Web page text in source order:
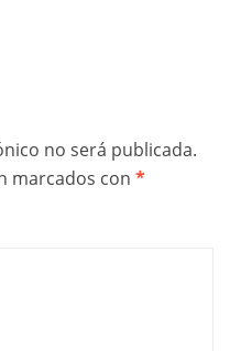
no será publicada.
marcados con *